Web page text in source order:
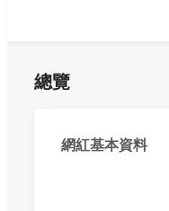
總覽
網紅基本資料